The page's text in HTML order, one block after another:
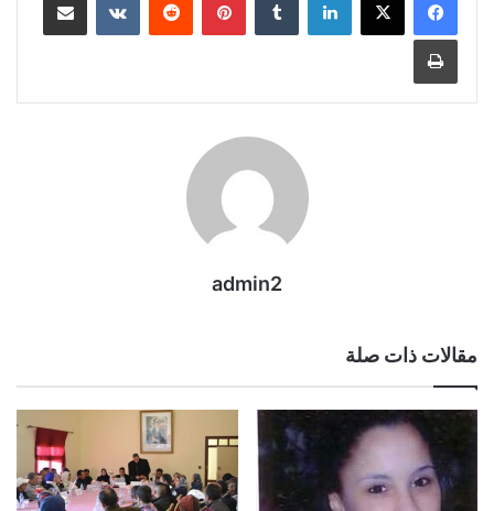
طباعة
admin2
مقالات ذات صلة